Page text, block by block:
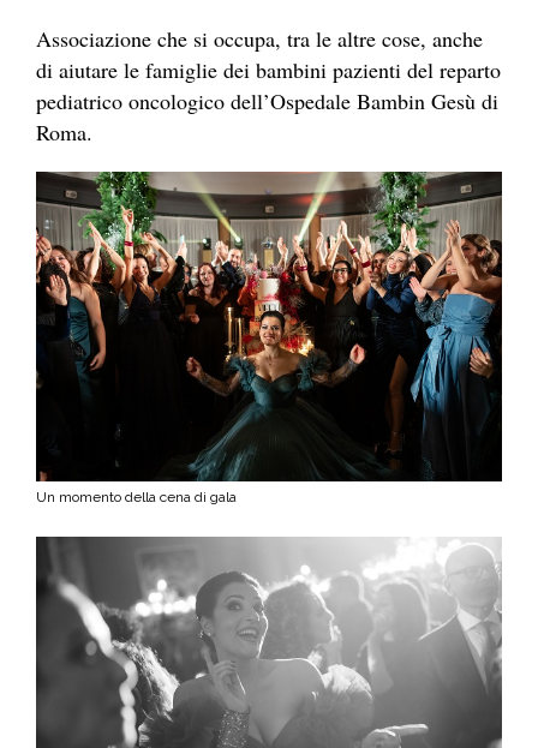
Associazione che si occupa, tra le altre cose, anche
di aiutare le famiglie dei bambini pazienti del reparto
pediatrico oncologico dell’Ospedale Bambin Gesù di
Roma.
Un momento della cena di gala